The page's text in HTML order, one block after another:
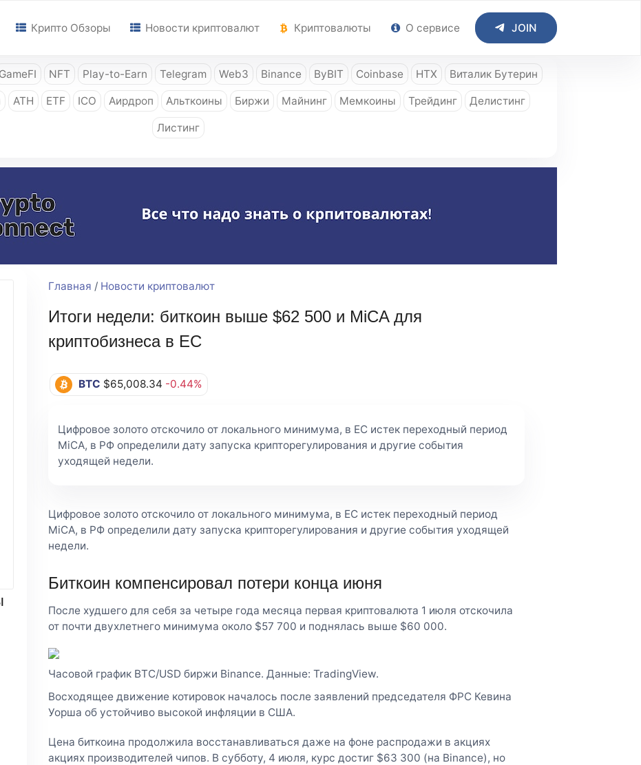
Крипто Обзоры Новости криптовалют Криптовалюты О сервисе JOIN
GameFI NFT Play-to-Earn Telegram Web3 Binance ByBIT Coinbase HTX Виталик Бутерин
ATH ETF ICO Аирдроп Альткоины Биржи Майнинг Мемкоины Трейдинг Делистинг
Листинг
Главная / Новости криптовалют
Итоги недели: биткоин выше $62 500 и MiCA для
криптобизнеса в ЕС
BTC $65,008.34 -0.44%
Цифровое золото отскочило от локального минимума, в EC истек переходный период
MiCA, в РФ определили дату запуска крипторегулирования и другие события
уходящей недели.
Цифровое золото отскочило от локального минимума, в EC истек переходный период
MiCA, в РФ определили дату запуска крипторегулирования и другие события уходящей
недели.
Биткоин компенсировал потери конца июня
После худшего для себя за четыре года месяца первая криптовалюта 1 июля отскочила
от почти двухлетнего минимума около $57 700 и поднялась выше $60 000.
Часовой график BTC/USD биржи Binance. Данные: TradingView.
Восходящее движение котировок началось после заявлений председателя ФРС Кевина
Уорша об устойчиво высокой инфляции в США.
Цена биткоина продолжила восстанавливаться даже на фоне распродажи в акциях
акциях производителей чипов. В субботу, 4 июля, курс достиг $63 300 (на Binance), но